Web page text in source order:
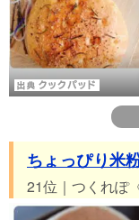
ちょっぴり米
21位｜つくれぽ